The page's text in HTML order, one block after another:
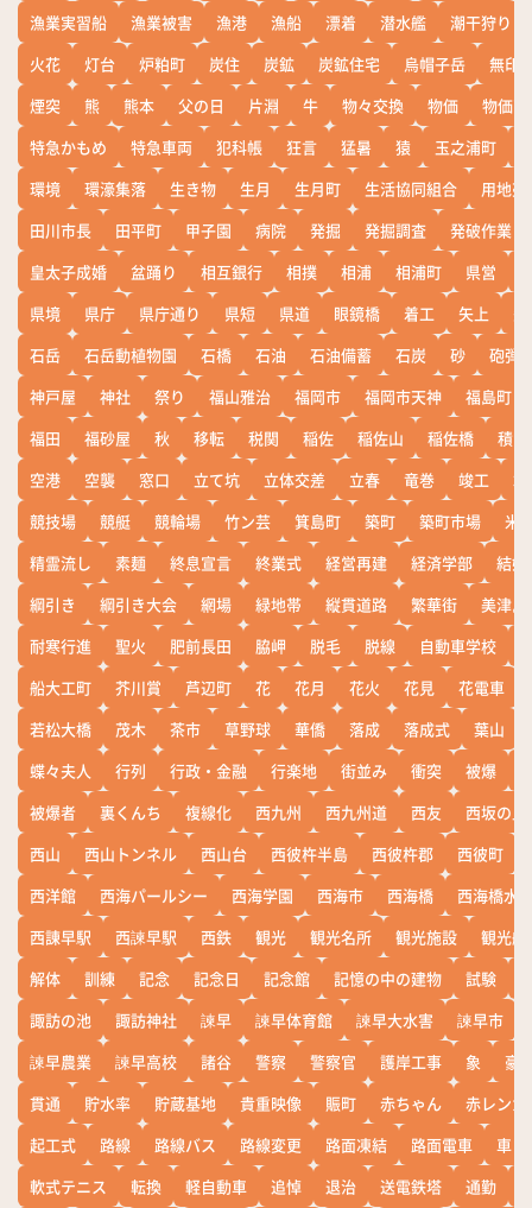
漁業実習船
漁業被害 漁港 漁船 漂着 潜水艦
潮干狩り
火花
灯台 炉粕町 炭住 炭鉱 炭鉱住宅 烏帽子岳
無印
煙突
熊 熊本 父の日 片淵 牛 物々交換 物価
物価高
特急かもめ
特急車両 犯科帳 狂言 猛暑 猿 玉之浦町
環境
環濠集落 生き物 生月 生月町 生活協同組合
用地売
田川市長
田平町 甲子園 病院 発掘 発掘調査
発破作業
皇太子成婚
盆踊り 相互銀行 相撲 相浦 相浦町 県営
県境
県庁 県庁通り 県短 県道 眼鏡橋 着工 矢上
石岳
石岳動植物園 石橋 石油 石油備蓄 石炭 砂
砲弾
神戸屋
神社 祭り 福山雅治 福岡市 福岡市天神
福島町
福田
福砂屋 秋 移転 税関 稲佐 稲佐山 稲佐橋
積雪
空港
空襲 窓口 立て坑 立体交差 立春 竜巻 竣工
競技場
競艇 競輪場 竹ン芸 箕島町 築町 築町市場
米
精霊流し
素麺 終息宣言 終業式 経営再建 経済学部
結婚
綱引き
綱引き大会 網場 緑地帯 縦貫道路 繁華街
美津島
耐寒行進
聖火 肥前長田 脇岬 脱毛 脱線 自動車学校
船大工町
芥川賞 芦辺町 花 花月 花火 花見 花電車
若松大橋
茂木 茶市 草野球 華僑 落成 落成式 葉山
蝶々夫人
行列 行政・金融 行楽地 街並み 衝突 被爆
被爆者
裏くんち 複線化 西九州 西九州道 西友
西坂の丘
西山
西山トンネル 西山台 西彼杵半島 西彼杵郡 西彼町
西洋館
西海パールシー 西海学園 西海市 西海橋
西海橋水
西諌早駅
西諫早駅 西鉄 観光 観光名所 観光施設
観光船
解体
訓練 記念 記念日 記念館 記憶の中の建物 試験
諏訪の池
諏訪神社 諫早 諫早体育館 諫早大水害 諫早市
諫早農業
諫早高校 諸谷 警察 警察官 護岸工事 象
豪
貫通
貯水率 貯蔵基地 貴重映像 賑町 赤ちゃん
赤レンガ
起工式
路線 路線バス 路線変更 路面凍結 路面電車
車
軟式テニス
転換 軽自動車 追悼 退治 送電鉄塔 通勤